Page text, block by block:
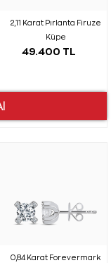
2,11 Karat Pırlanta Firuze
Küpe
49.400 TL
0,84 Karat Forevermark